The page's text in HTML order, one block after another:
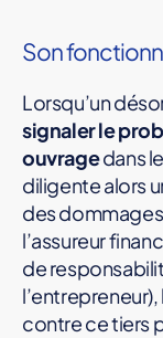
Son
Lorsqu’un
signaler le
ouvragedans
diligente alors
des
l’assureur
de
contre ce tiers